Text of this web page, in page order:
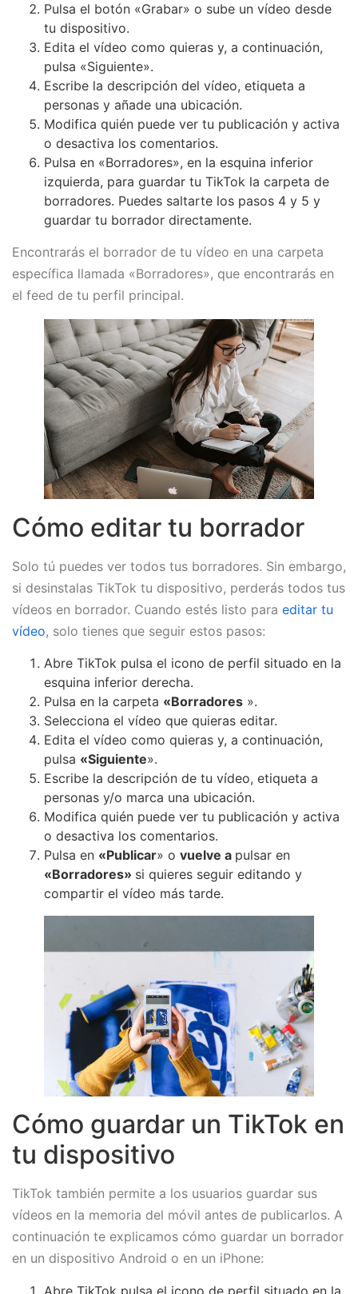
Pulsa el botón «Grabar» o sube un vídeo desde
tu dispositivo.
Edita el vídeo como quieras y, a continuación,
pulsa «Siguiente».
Escribe la descripción del vídeo, etiqueta a
personas y añade una ubicación.
Modifica quién puede ver tu publicación y activa
o desactiva los comentarios.
Pulsa en «Borradores», en la esquina inferior
izquierda, para guardar tu TikTok la carpeta de
borradores. Puedes saltarte los pasos 4 y 5 y
guardar tu borrador directamente.
Encontrarás el borrador de tu vídeo en una carpeta
específica llamada «Borradores», que encontrarás en
el feed de tu perfil principal.
Cómo editar tu borrador
Solo tú puedes ver todos tus borradores. Sin embargo,
si desinstalas TikTok tu dispositivo, perderás todos tus
vídeos en borrador. Cuando estés listo para editar tu
vídeo, solo tienes que seguir estos pasos:
Abre TikTok pulsa el icono de perfil situado en la
esquina inferior derecha.
Pulsa en la carpeta «Borradores ».
Selecciona el vídeo que quieras editar.
Edita el vídeo como quieras y, a continuación,
pulsa «Siguiente».
Escribe la descripción de tu vídeo, etiqueta a
personas y/o marca una ubicación.
Modifica quién puede ver tu publicación y activa
o desactiva los comentarios.
Pulsa en «Publicar» o vuelve a pulsar en
«Borradores» si quieres seguir editando y
compartir el vídeo más tarde.
Cómo guardar un TikTok en
tu dispositivo
TikTok también permite a los usuarios guardar sus
vídeos en la memoria del móvil antes de publicarlos. A
continuación te explicamos cómo guardar un borrador
en un dispositivo Android o en un iPhone:
Abre TikTok pulsa el icono de perfil situado en la